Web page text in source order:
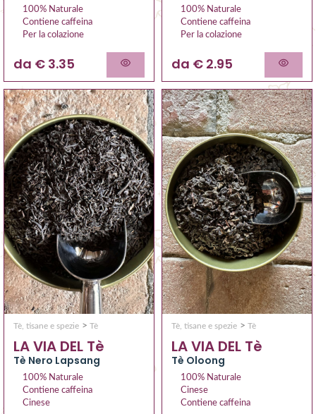
100% Naturale
Contiene caffeina
Per la colazione
da € 3.35
100% Naturale
Contiene caffeina
Per la colazione
da € 2.95
Tè, tisane e spezie > Tè
LA VIA DEL Tè
Tè Nero Lapsang
100% Naturale
Contiene caffeina
Cinese
Tè, tisane e spezie > Tè
LA VIA DEL Tè
Tè Oloong
100% Naturale
Cinese
Contiene caffeina